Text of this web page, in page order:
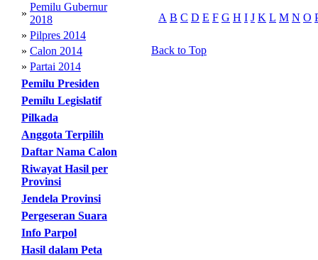
»
Pemilu Gubernur
2018
» Pilpres 2014
» Calon 2014
» Partai 2014
Pemilu Presiden
Pemilu Legislatif
Pilkada
Anggota Terpilih
Daftar Nama Calon
Riwayat Hasil per
Provinsi
Jendela Provinsi
Pergeseran Suara
Info Parpol
Hasil dalam Peta
A B C D E F G H I J K L M N O
Back to Top